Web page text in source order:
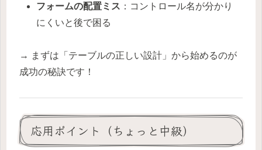
フォームの配置ミス ：コントロール名が分かり
にくいと後で困る
→ まずは「テーブルの正しい設計」から始めるのが
成功の秘訣です！
応用ポイント（ちょっと中級）